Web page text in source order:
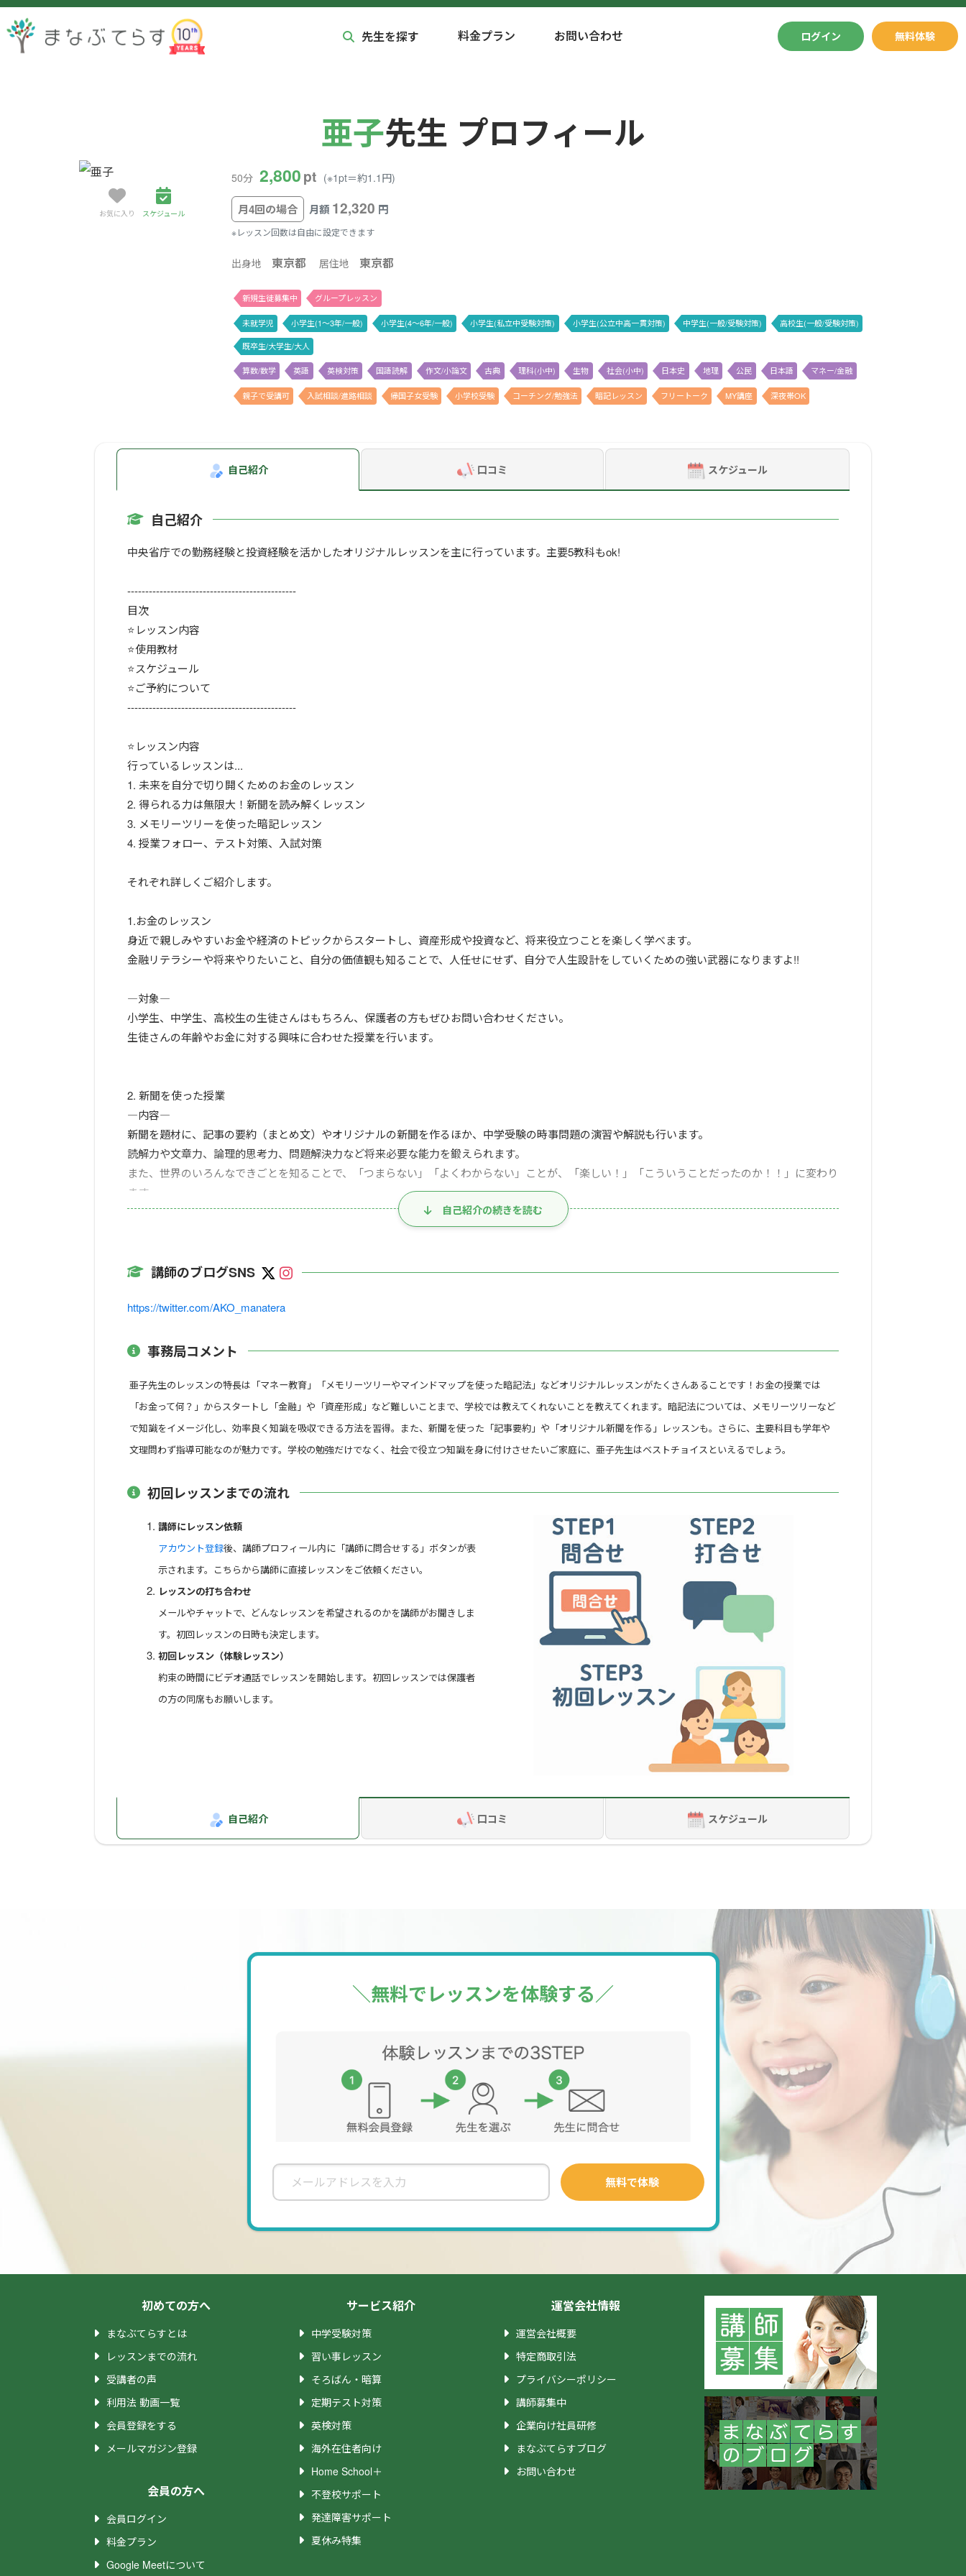
ログイン 無料体験
先生を探す 料金プラン お問い合わせ
亜子先生 プロフィール
お気に入り スケジュール
50分 2,800pt (※1pt＝約1.1円)
月4回の場合 月額 12,320 円
※レッスン回数は自由に設定できます
出身地 東京都 居住地 東京都
新規生徒募集中 グループレッスン
未就学児 小学生(1〜3年/一般) 小学生(4〜6年/一般) 小学生(私立中受験対策) 小学生(公立中高一貫対策) 中学生(一般/受験対策)
高校生(一般/受験対策)
既卒生/大学生/大人
算数/数学 英語 英検対策 国語読解 作文/小論文 古典 理科(小中) 生物 社会(小中) 日本史 地理 公民 日本語 マネー/金融
親子で受講可 入試相談/進路相談 帰国子女受験 小学校受験 コーチング/勉強法 暗記レッスン フリートーク MY講座 深夜帯OK
自己紹介 口コミ スケジュール
自己紹介
中央省庁での勤務経験と投資経験を活かしたオリジナルレッスンを主に行っています。主要5教科もok!
-----------------------------------------------
目次
⭐️レッスン内容
⭐️使用教材
⭐️スケジュール
⭐️ご予約について
-----------------------------------------------
⭐️レッスン内容
行っているレッスンは...
1. 未来を自分で切り開くためのお金のレッスン
2. 得られる力は無限大！新聞を読み解くレッスン
3. メモリーツリーを使った暗記レッスン
4. 授業フォロー、テスト対策、入試対策
それぞれ詳しくご紹介します。
1.お金のレッスン
身近で親しみやすいお金や経済のトピックからスタートし、資産形成や投資など、将来役立つことを楽しく学べます。
金融リテラシーや将来やりたいこと、自分の価値観も知ることで、人任せにせず、自分で人生設計をしていくための強い武器になりますよ!!
―対象―
小学生、中学生、高校生の生徒さんはもちろん、保護者の方もぜひお問い合わせください。
生徒さんの年齢やお金に対する興味に合わせた授業を行います。
2. 新聞を使った授業
―内容―
新聞を題材に、記事の要約（まとめ文）やオリジナルの新聞を作るほか、中学受験の時事問題の演習や解説も行います。
読解力や文章力、論理的思考力、問題解決力など将来必要な能力を鍛えられます。
また、世界のいろんなできごとを知ることで、「つまらない」「よくわからない」ことが、「楽しい！」「こういうことだったのか！！」に変わり
ます。
遠い国の歴史、何に使うかわからない難しい数学の公式なども、イメージしやすくなってどんどん頭に入ってくるかも....？
新聞は、いろいろな力を身に付けるのに最適な教材です。授業後、すぐに新聞記事が理解できるよう、最新ニュースのあらすじもわかりやすく解説
小学生、中学生、高校生の生徒さんはもちろん、保護者の方もぜひお問い合わせください。
―内容―
上記1、2のレッスンは、生徒さん&保護者の方でお受けいただけます。
生徒様だけのレッスンよりもさらにクイズを多めにするので、一緒に正解を考えて楽しめます。ご予約の際に親子レッスンをご希望の旨をお伝えい
ただけると嬉しいです。
【主要5教科】
暗記科目はもちろん、知識を整理するにも使える「メモリーツリー（マインドマップなどとも呼ばれます）」も使います。
暗記科目が苦手な生徒さんから、発展的な学習によってさらに順位を上げたい生徒さんをサポートします。
私自身、苦手だった日本史の点数を、この方法を使って3倍にアップさせました。今でも勉強や読書の際に活用しています。メモリーツリーを使う
ことで、面白いように頭に入ってくる「不思議な感覚」をお伝えできればと思います。
1回の授業で効果を実感できるように、生徒さんのアウトプットも意識して授業を行います。たくさんお話してくださいね。
なお、使いたい教材をお送りいただき、それを元にレッスン前にメモリーツリーを作ることも可能です。その場合は、かかる時間を考慮して作成分
のご予約をお願いいたします。
公民（公共、政治・経済）、数学（Ⅰ、Ⅱ、Ａ、Ｂ）、
1冊の教材を徹底的にやりこむことが学力アップの基本だと考えているためです。
使用教材のレベルに合わせて授業をしますので、事前に写真データの送付をお願いする場合がございます。お手数をおかけしますが、ご協力いただ
・早朝や深夜レッスンも可能です。予約ページにない日程でも調整可能な場合がありますので、お問合せください。
・固定のレッスンは可能な曜日が限られるため、その都度ご相談させていただければ幸いです。
希望日時の【24時間前まで】にご予約いただければ幸いです。
初めて私のレッスンを受けられる方は、生徒さんの学年と希望のレッスン内容を合わせてお伝えください。
なお、現在初回無料体験レッスンは受け付けておりません。ご了承くださいm(._.)m
初回のレッスンも、まなぶてらすのスケジュールより通常のご予約をいただき、正式に日程が確定となります。
めのご予約をいただければと思います。ご予約のレッスン数や日程は別途相談させていただきます。
・暗記レッスンのメモリーツリーをご希望の教材で作る場合
・問題の作成
・そのほか事前準備にお時間を頂戴する場合
経歴・資格
【経歴】
国立大学卒業
小学生、中学生、高校生の生徒さんの学習指導 8年
公務員試験受験指導 8年
自己紹介の続きを読む
講師のブログSNS
https://twitter.com/AKO_manatera
事務局コメント
亜子先生のレッスンの特長は「マネー教育」「メモリーツリーやマインドマップを使った暗記法」などオリジナルレッスンがたくさんあることです！お金の授業では
「お金って何？」からスタートし「金融」や「資産形成」など難しいことまで、学校では教えてくれないことを教えてくれます。暗記法については、メモリーツリーなど
で知識をイメージ化し、効率良く知識を吸収できる方法を習得。また、新聞を使った「記事要約」や「オリジナル新聞を作る」レッスンも。さらに、主要科目も学年や
文理問わず指導可能なのが魅力です。学校の勉強だけでなく、社会で役立つ知識を身に付けさせたいご家庭に、亜子先生はベストチョイスといえるでしょう。
初回レッスンまでの流れ
講師にレッスン依頼
アカウント登録後、講師プロフィール内に「講師に問合せする」ボタンが表
示されます。こちらから講師に直接レッスンをご依頼ください。
レッスンの打ち合わせ
メールやチャットで、どんなレッスンを希望されるのかを講師がお聞きしま
す。初回レッスンの日時も決定します。
初回レッスン（体験レッスン）
約束の時間にビデオ通話でレッスンを開始します。初回レッスンでは保護者
の方の同席もお願いします。
自己紹介 口コミ スケジュール
＼無料でレッスンを体験する／
初めての方へ
まなぶてらすとは
レッスンまでの流れ
受講者の声
利用法 動画一覧
会員登録をする
メールマガジン登録
会員の方へ
会員ログイン
料金プラン
Google Meetについて
サービス紹介
中学受験対策
習い事レッスン
そろばん・暗算
定期テスト対策
英検対策
海外在住者向け
Home School＋
不登校サポート
発達障害サポート
夏休み特集
運営会社情報
運営会社概要
特定商取引法
プライバシーポリシー
講師募集中
企業向け社員研修
まなぶてらすブログ
お問い合わせ